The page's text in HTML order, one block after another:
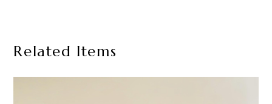
Related Items